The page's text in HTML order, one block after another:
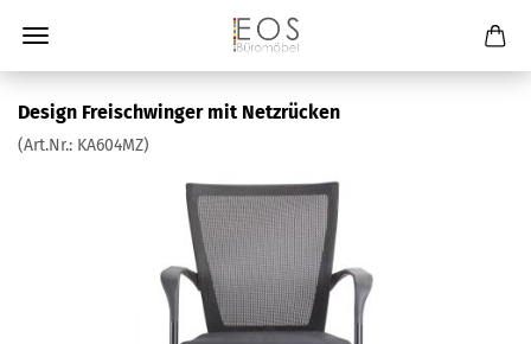
Design Freischwinger mit Netzrücken
(Art.Nr.: KA604MZ)